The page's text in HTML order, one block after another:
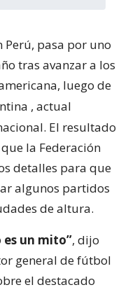
Perú, pasa por uno
tras avanzar a los
luego de
, actual
El resultado
la Federación
detalles para que
algunos partidos
de altura.
un mito”, dijo
general de fútbol
el destacado